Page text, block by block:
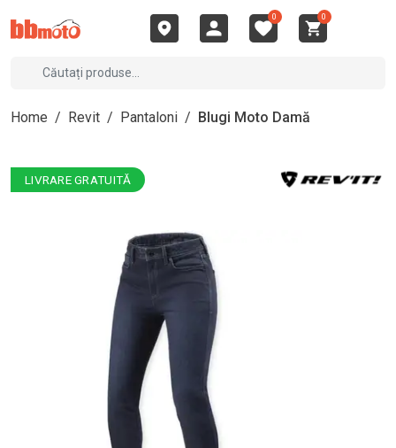
0 0
Home / Revit / Pantaloni / Blugi Moto Damă
LIVRARE GRATUITĂ